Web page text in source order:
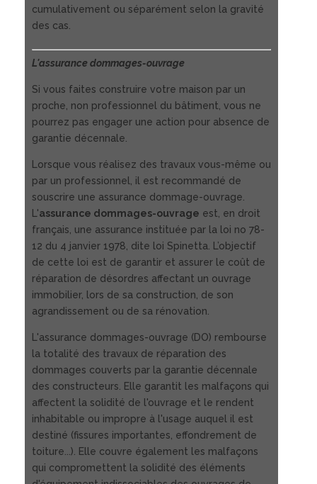
cumulativement ou séparément selon la gravité
des cas.
L'assurance dommages-ouvrage
Si vous faites construire votre maison par un
proche, non professionnel du bâtiment, vous ne
pourrez pas engager une action pour absence de
garantie décennale.
Lorsque vous réalisez des travaux vous-même ou
par un professionnel, il est recommandé de
souscrire une assurance dommage-ouvrage.
L'assurance dommages-ouvrage est, en droit
français, une assurance instituée par la loi no 78-
12 du 4 janvier 1978, dite loi Spinetta. L’objectif
de cette loi est de garantir et assurer le coût de
réparation de désordres affectant un ouvrage
immobilier, lors de sa construction, de son
agrandissement ou de sa rénovation.
L'assurance dommages-ouvrage (DO) rembourse
la totalité des travaux de réparation des
dommages couverts par la garantie décennale
des constructeurs. Elle garantit les malfaçons qui
affectent la solidité de l'ouvrage et le rendent
inhabitable ou impropre à l'usage auquel il est
destiné (fissures importantes, effondrement de
toiture...). Elle couvre également les malfaçons
qui compromettent la solidité des éléments